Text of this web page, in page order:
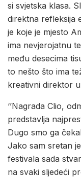
si svjetska klasa.
direktna refleksija
je koje je mjesto
ima nevjerojatnu
među desecima
to nešto što ima
kreativni direktor
‘’Nagrada Clio,
predstavlja
Dugo smo ga
Jako sam sretan
festivala sada
na svaki sljedeći